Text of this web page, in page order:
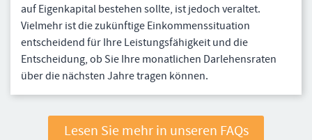
auf Eigenkapital bestehen sollte, ist jedoch veraltet.
Vielmehr ist die zukünftige Einkommenssituation
entscheidend für Ihre Leistungsfähigkeit und die
Entscheidung, ob Sie Ihre monatlichen Darlehensraten
über die nächsten Jahre tragen können.
Lesen Sie mehr in unseren FAQs